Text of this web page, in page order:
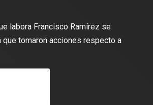
labora Francisco Ramírez se
que tomaron acciones respecto a